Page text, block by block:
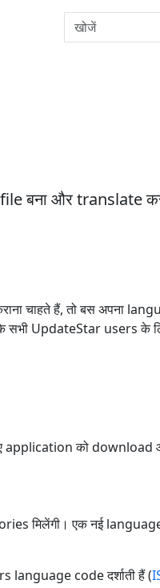
बना और translate
चाहते हैं, तो बस अपना
UpdateStar users के
को download
मिलेंगी। एक नई
language code दर्शाती हैं (